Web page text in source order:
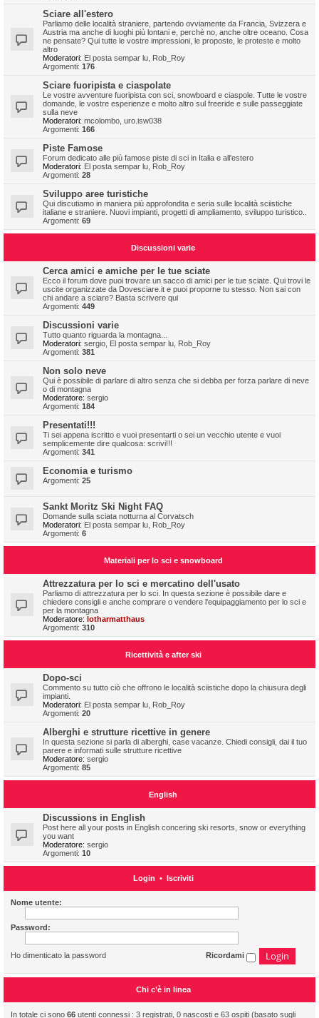
Sciare all'estero
Parliamo delle località straniere, partendo ovviamente da Francia, Svizzera e
Austria ma anche di luoghi più lontani e, perchè no, anche oltre oceano. Cosa
ne pensate? Qui tutte le vostre impressioni, le proposte, le proteste e molto
altro
Moderatori: El posta sempar lu Rob_Roy
Argomenti: 176
Sciare fuoripista e ciaspolate
Le vostre avventure fuoripista con sci, snowboard e ciaspole. Tutte le vostre
domande, le vostre esperienze e molto altro sul freeride e sulle passeggiate
sulla neve
Moderatori: mcolombo uro.isw038
Argomenti: 166
Piste Famose
Forum dedicato alle più famose piste di sci in Italia e all'estero
Moderatori: El posta sempar lu Rob_Roy
Argomenti: 28
Sviluppo aree turistiche
Qui discutiamo in maniera più approfondita e seria sulle località sciistiche
italiane e straniere. Nuovi impianti, progetti di ampliamento, sviluppo turistico..
Argomenti: 69
Discussioni varie
Cerca amici e amiche per le tue sciate
Ecco il forum dove puoi trovare un sacco di amici per le tue sciate. Qui trovi le
uscite organizzate da Dovesciare.it e puoi proporne tu stesso. Non sai con
chi andare a sciare? Basta scrivere qui
Argomenti: 449
Discussioni varie
Tutto quanto riguarda la montagna...
Moderatori: sergio El posta sempar lu Rob_Roy
Argomenti: 381
Non solo neve
Qui è possibile di parlare di altro senza che si debba per forza parlare di neve
o di montagna
Moderatore: sergio
Argomenti: 184
Presentati!!!
Ti sei appena iscritto e vuoi presentarti o sei un vecchio utente e vuoi
semplicemente dire qualcosa: scrivi!!!
Argomenti: 341
Economia e turismo
Argomenti: 25
Sankt Moritz Ski Night FAQ
Domande sulla sciata notturna al Corvatsch
Moderatori: El posta sempar lu Rob_Roy
Argomenti: 6
Materiali per lo sci e snowboard
Attrezzatura per lo sci e mercatino dell'usato
Parliamo di attrezzatura per lo sci. In questa sezione è possibile dare e
chiedere consigli e anche comprare o vendere l'equipaggiamento per lo sci e
per la montagna
Moderatore: lotharmatthaus
Argomenti: 310
Ricettività e after ski
Dopo-sci
Commento su tutto ciò che offrono le località sciistiche dopo la chiusura degli
impianti.
Moderatori: El posta sempar lu Rob_Roy
Argomenti: 20
Alberghi e strutture ricettive in genere
In questa sezione si parla di alberghi, case vacanze. Chiedi consigli, dai il tuo
parere e informati sulle strutture ricettive
Moderatore: sergio
Argomenti: 85
English
Discussions in English
Post here all your posts in English concering ski resorts, snow or everything
you want
Moderatore: sergio
Argomenti: 10
Login • Iscriviti
Nome utente:
Password:
Ho dimenticato la password Ricordami
Chi c’è in linea
In totale ci sono 66 utenti connessi : 3 registrati, 0 nascosti e 63 ospiti (basato sugli